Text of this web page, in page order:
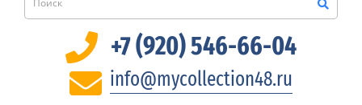
+7 (920) 546-66-04
info@mycollection48.ru